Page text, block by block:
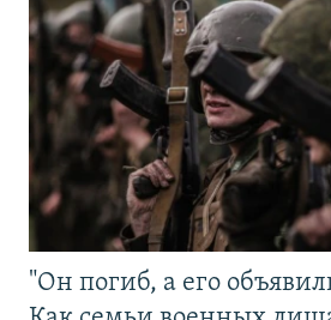
"Он погиб, а его